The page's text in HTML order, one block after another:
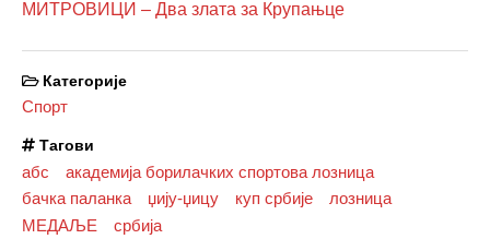
МИТРОВИЦИ – Два злата за Крупањце
Категорије
Спорт
Тагови
абс
академија борилачких спортова лозница
бачка паланка
џију-џицу куп србије
лозница
МЕДАЉЕ
србија